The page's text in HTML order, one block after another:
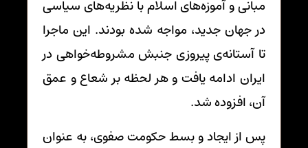
مبانی و آموزه‌های اسلام با نظریه‌های سیاسی
در جهان جدید، مواجه شده بودند. این ماجرا
تا آستانه‌ی پیروزی جنبش مشروطه‌خواهی در
ایران ادامه یافت و هر لحظه بر شعاع و عمق
آن، افزوده شد.
پس از ایجاد و بسط حکومت صفوی، به عنوان